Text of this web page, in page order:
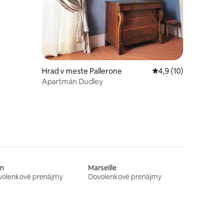
Hrad v meste Pallerone Priemerné
4,9 (10)
Apartmán Dudley
prenájmy
Marseille
Dovolenkové prenájmy